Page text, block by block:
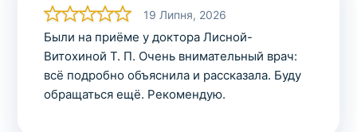
19 Липня, 2026
Были на приёме у доктора Лисной-
Витохиной Т. П. Очень внимательный врач:
всё подробно объяснила и рассказала. Буду
обращаться ещё. Рекомендую.